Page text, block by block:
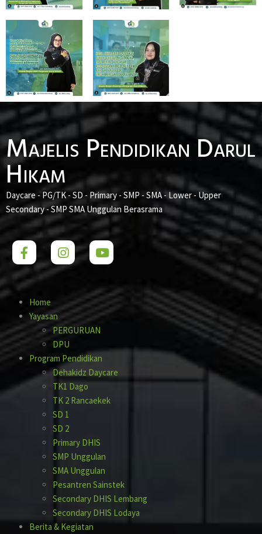
Majelis Pendidikan Darul
Hikam
Daycare - PG/TK - SD - Primary - SMP - SMA - Lower - Upper
Secondary - SMP SMA Unggulan Berasrama
Home
Yayasan
PERGURUAN
DPU
Program Pendidikan
Dehakidz Daycare
TK1 Dago
TK 2 Rancaekek
SD 1
SD 2
Primary DHIS
SMP Unggulan
SMA Unggulan
Pesantren Sainstek
Secondary DHIS Lembang
Secondary DHIS Lodaya
Berita & Kegiatan